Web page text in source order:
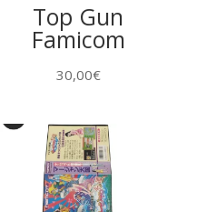
Top Gun
Famicom
30,00€